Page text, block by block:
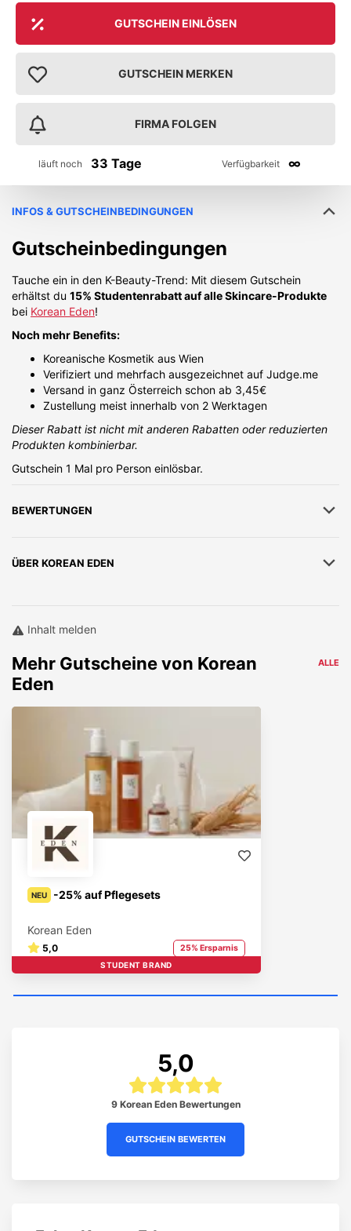
GUTSCHEIN EINLÖSEN
GUTSCHEIN MERKEN
FIRMA FOLGEN
läuft noch 33 Tage Verfügbarkeit ∞
INFOS & GUTSCHEINBEDINGUNGEN
Gutscheinbedingungen
Tauche ein in den K-Beauty-Trend: Mit diesem Gutschein
erhältst du 15% Studentenrabatt auf alle Skincare-Produkte
bei Korean Eden!
Noch mehr Benefits:
Koreanische Kosmetik aus Wien
Verifiziert und mehrfach ausgezeichnet auf Judge.me
Versand in ganz Österreich schon ab 3,45€
Zustellung meist innerhalb von 2 Werktagen
Dieser Rabatt ist nicht mit anderen Rabatten oder reduzierten
Produkten kombinierbar.
Gutschein 1 Mal pro Person einlösbar.
BEWERTUNGEN
ÜBER KOREAN EDEN
Inhalt melden
Mehr Gutscheine von Korean
Eden
ALLE
NEU -25% auf Pflegesets
Korean Eden
5,0 25% Ersparnis
STUDENT BRAND
5,0
9 Korean Eden Bewertungen
GUTSCHEIN BEWERTEN